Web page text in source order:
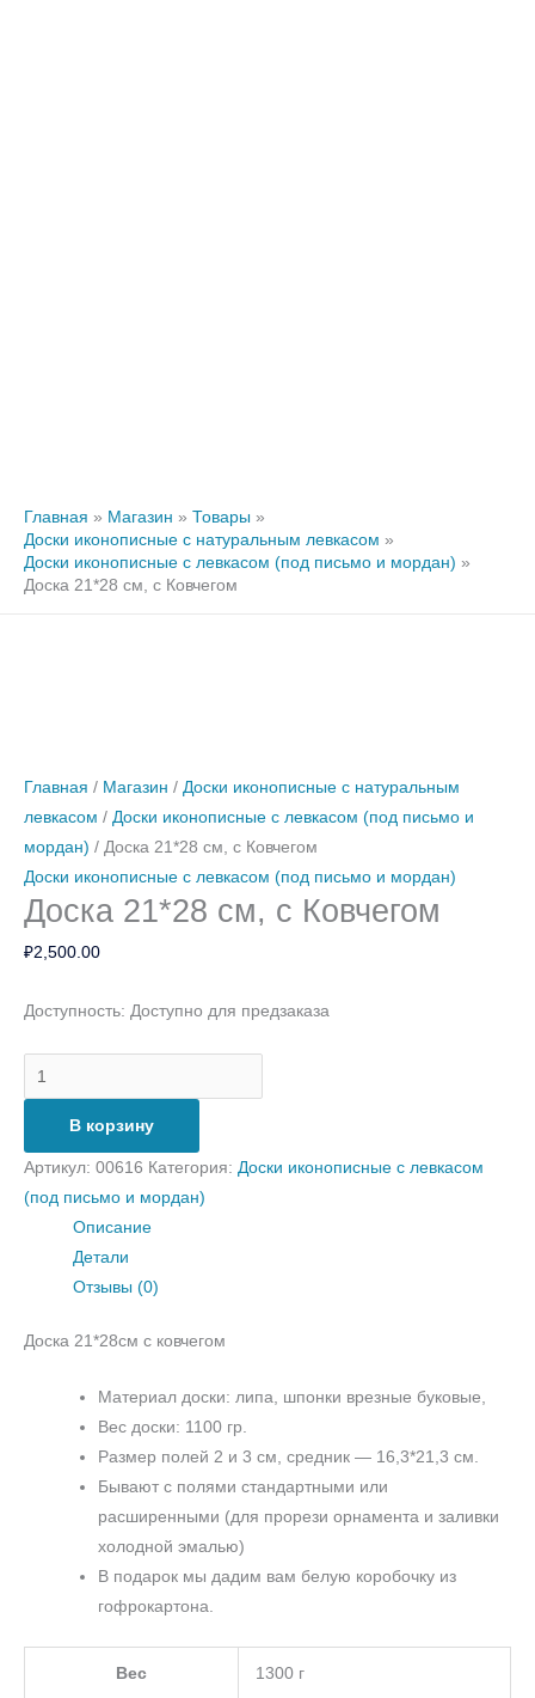
Главная Магазин
Товары
Доски иконописные с натуральным левкасом
Доски иконописные с левкасом (под письмо и мордан)
Доска 21*28 см, с Ковчегом
Главная / Магазин / Доски иконописные с натуральным
левкасом / Доски иконописные с левкасом (под письмо и
мордан) / Доска 21*28 см, с Ковчегом
Доски иконописные с левкасом (под письмо и мордан)
Доска 21*28 см, с Ковчегом
₽2,500.00
Доступность: Доступно для предзаказа
21*28
см,
с
Ковчегом
В корзину
Артикул: 00616 Категория: Доски иконописные с левкасом
(под письмо и мордан)
Описание
Детали
Отзывы (0)
Доска 21*28см с ковчегом
Материал доски: липа, шпонки врезные буковые,
Вес доски: 1100 гр.
Размер полей 2 и 3 см, средник — 16,3*21,3 см.
Бывают с полями стандартными или
расширенными (для прорези орнамента и заливки
холодной эмалью)
В подарок мы дадим вам белую коробочку из
гофрокартона.
Вес 1300 г
10*13
см,
Без
ковчега
17*21
см,
Без
ковчега
21*28
см,
Без
ковчега